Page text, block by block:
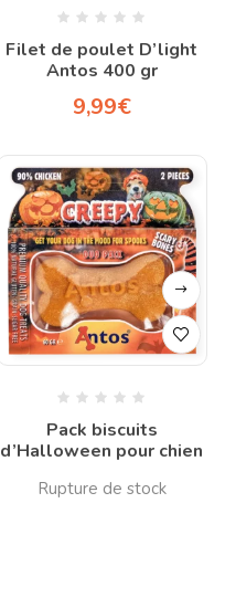
Filet de poulet D’light
Antos 400 gr
9,99€
Pack biscuits
d’Halloween pour chien